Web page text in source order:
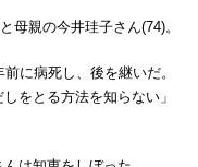
母親の今井珪子さん(74)。
に病死し、後を継いだ。
をとる方法を知らない」